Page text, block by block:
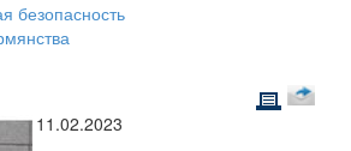
безопасность
11.02.2023